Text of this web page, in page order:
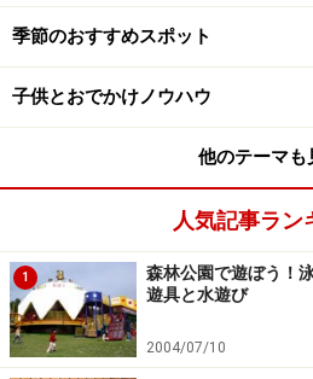
季節のおすすめスポット
子供とおでかけノウハウ
他のテーマも
人気記事ラン
1
森林公園で遊ぼう！
遊具と水遊び
2004/07/10